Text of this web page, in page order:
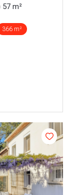
Maison 3 pièce(s) 2 chambre(s) 57 m²
366 m²